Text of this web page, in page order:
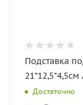
Подставка
Достаточно